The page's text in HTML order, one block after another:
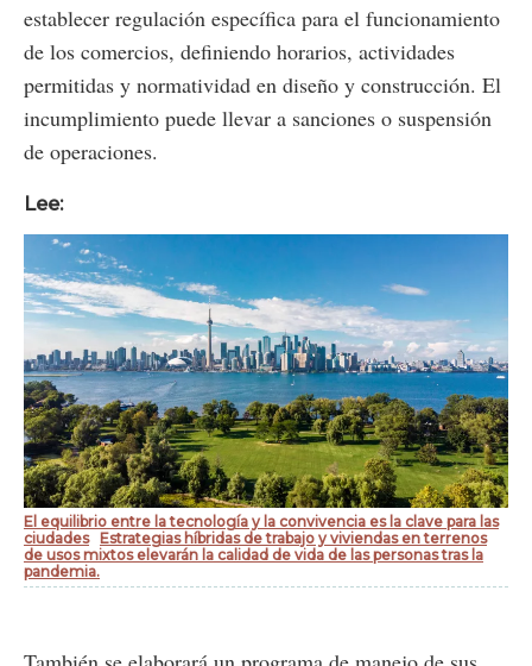
establecer regulación específica para el funcionamiento
de los comercios, definiendo horarios, actividades
permitidas y normatividad en diseño y construcción. El
incumplimiento puede llevar a sanciones o suspensión
de operaciones.
Lee:
El equilibrio entre la tecnología y la convivencia es la clave para las
ciudades
Estrategias híbridas de trabajo y viviendas en terrenos
de usos mixtos elevarán la calidad de vida de las personas tras la
pandemia.